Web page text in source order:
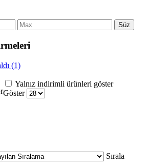
Süz
(1)
Yalnız indirimli ürünleri göster
Göster
Sırala